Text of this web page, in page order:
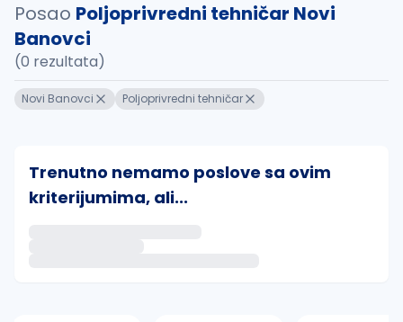
Posao Poljoprivredni tehničar Novi
Banovci
(0 rezultata)
Novi Banovci Poljoprivredni tehničar
Trenutno nemamo poslove sa ovim
kriterijumima, ali...